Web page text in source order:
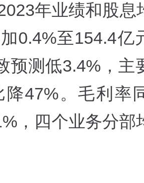
年业绩和股息
0.4%至154.4亿
预测低3.4%，主
47%。毛利率
，四个业务分部